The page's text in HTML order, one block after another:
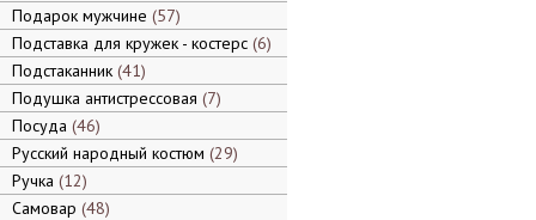
Подарок мужчине 57
Подставка для кружек - костерс 6
Подстаканник 41
Подушка антистрессовая 7
Посуда 46
Русский народный костюм 29
Ручка 12
Самовар 48